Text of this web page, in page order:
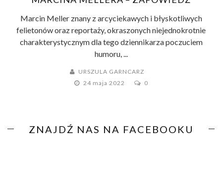
Marcin Meller znany z arcyciekawych i błyskotliwych
felietonów oraz reportaży, okraszonych niejednokrotnie
charakterystycznym dla tego dziennikarza poczuciem
humoru, ...
URSZULA GARNCARZ
24 maja 2022
0
ZNAJDŹ NAS NA FACEBOOKU